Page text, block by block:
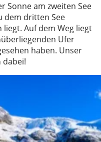
Sonne am zweiten See
dem dritten See
Auf dem Weg liegt
Ufer
haben. Unser